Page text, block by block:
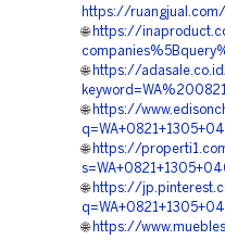
https://
🌐 https://
🌐 https://
🌐 https://
🌐 https://
🌐 https://
🌐 https://